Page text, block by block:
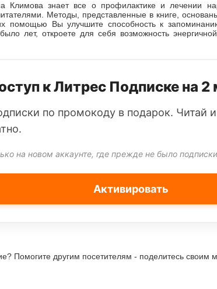
Климова знает все о профилактике и лечении
Методы, представленные в книге,
помощью Вы улучшите способность к
лет, откроете для себя возможность
к Литрес Подписке на 2
по промокоду в подарок. Читай
на новом аккаунте, где прежде не было
Активировать
Помогите другим посетителям - поделитесь своим